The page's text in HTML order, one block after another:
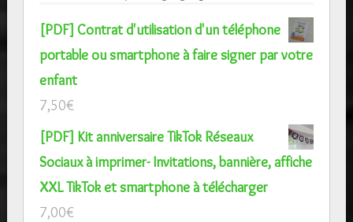
[PDF] Contrat d'utilisation d'un téléphone
portable ou smartphone à faire signer par votre
enfant
7,50€
[PDF] Kit anniversaire TikTok Réseaux
Sociaux à imprimer- Invitations, bannière, affiche
XXL TikTok et smartphone à télécharger
7,00€